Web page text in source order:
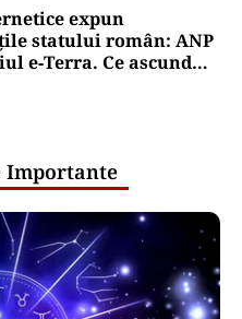
expun
statului român: ANP
e‑Terra. Ce ascund
Importante